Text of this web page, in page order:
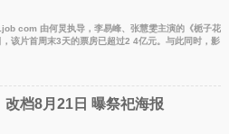
演的《栀子花
该片首周末3天的票房已超过2 4亿元。与此同时，影
电影《七月半之恐怖宿舍》改档8月21日 曝祭祀海报